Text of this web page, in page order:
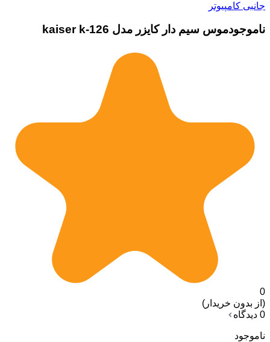
جانبی کامپیوتر
ناموجودموس سیم دار کایزر مدل kaiser k-126
0
(از بدون خریدار)
0 دیدگاه
ناموجود